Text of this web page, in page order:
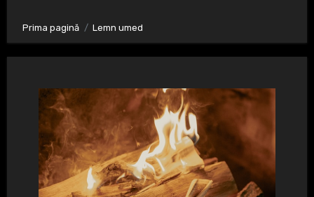
Prima pagină Lemn umed